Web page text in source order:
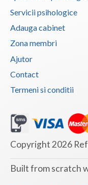
Servicii psihologice
Adauga cabinet
Zona membri
Ajutor
Contact
Termeni si conditii
Copyright 2026
Built from scratch